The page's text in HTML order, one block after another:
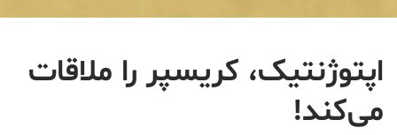
اپتوژنتیک، کریسپر را ملاقات
می‌کند!